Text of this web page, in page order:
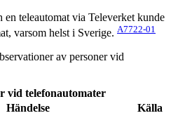
en teleautomat via Televerket kunde
varsom helst i Sverige. A7722-01
av personer vid
vid telefonautomater
Händelse
Källa